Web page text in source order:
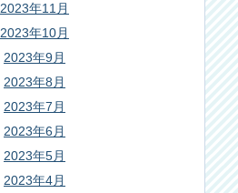
2023年11月
2023年10月
2023年9月
2023年8月
2023年7月
2023年6月
2023年5月
2023年4月